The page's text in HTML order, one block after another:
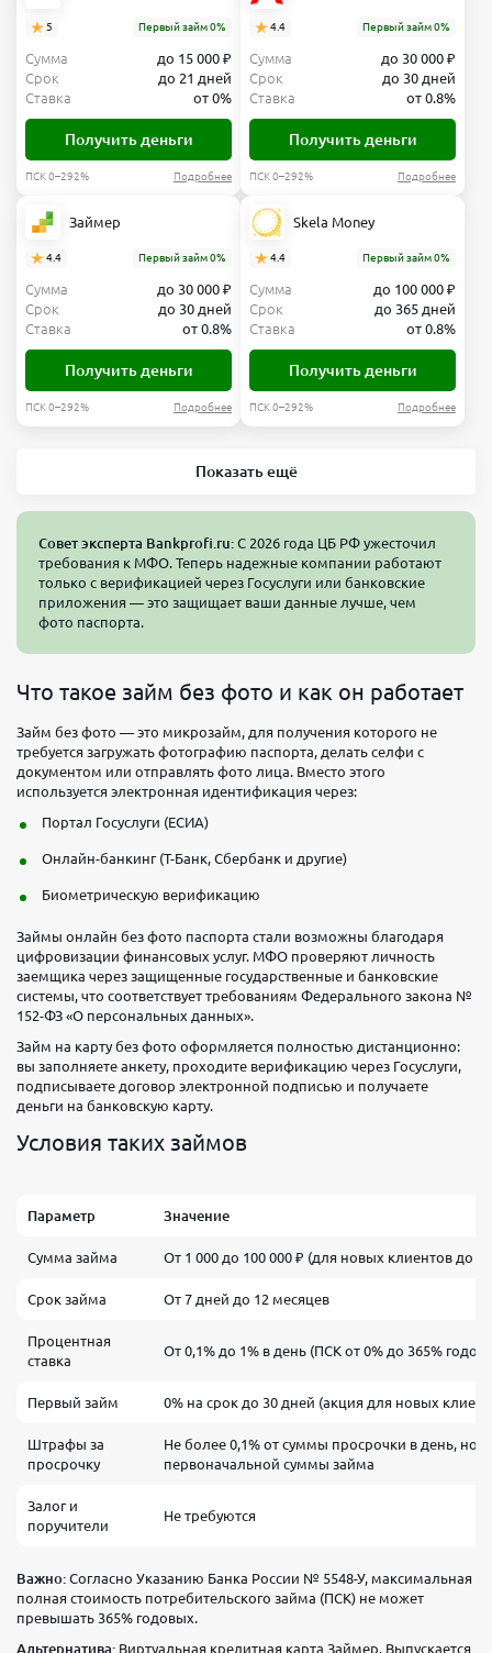
5 Первый займ 0%
Сумма
до 15 000 ₽
Срок
до 21 дней
Ставка
от 0%
Получить деньги
ПСК 0–292% Подробнее
4.4 Первый займ 0%
Сумма
до 30 000 ₽
Срок
до 30 дней
Ставка
от 0.8%
Получить деньги
ПСК 0–292% Подробнее
Займер
4.4 Первый займ 0%
Сумма
до 30 000 ₽
Срок
до 30 дней
Ставка
от 0.8%
Получить деньги
ПСК 0–292% Подробнее
Skela Money
4.4 Первый займ 0%
Сумма
до 100 000 ₽
Срок
до 365 дней
Ставка
от 0.8%
Получить деньги
ПСК 0–292% Подробнее
Показать ещё
Совет эксперта Bankprofi.ru: С 2026 года ЦБ РФ ужесточил
требования к МФО. Теперь надежные компании работают
только с верификацией через Госуслуги или банковские
приложения — это защищает ваши данные лучше, чем
фото паспорта.
Что такое займ без фото и как он работает
Займ без фото — это микрозайм, для получения которого не
требуется загружать фотографию паспорта, делать селфи с
документом или отправлять фото лица. Вместо этого
используется электронная идентификация через:
Портал Госуслуги (ЕСИА)
Онлайн-банкинг (Т-Банк, Сбербанк и другие)
Биометрическую верификацию
Займы онлайн без фото паспорта стали возможны благодаря
цифровизации финансовых услуг. МФО проверяют личность
заемщика через защищенные государственные и банковские
системы, что соответствует требованиям Федерального закона №
152-ФЗ «О персональных данных».
Займ на карту без фото оформляется полностью дистанционно:
вы заполняете анкету, проходите верификацию через Госуслуги,
подписываете договор электронной подписью и получаете
деньги на банковскую карту.
Условия таких займов
Параметр Значение
Сумма займа От 1 000 до 100 000 ₽ (для новых клиентов до
Срок займа От 7 дней до 12 месяцев
Процентная
ставка
От 0,1% до 1% в день (ПСК от 0% до 365%
Первый займ 0% на срок до 30 дней (акция для новых
Штрафы за
просрочку
Не более 0,1% от суммы просрочки в день, но
первоначальной суммы займа
Залог и
поручители
Не требуются
Важно: Согласно Указанию Банка России № 5548-У, максимальная
полная стоимость потребительского займа (ПСК) не может
превышать 365% годовых.
Альтернатива: Виртуальная кредитная карта Займер. Выпускается